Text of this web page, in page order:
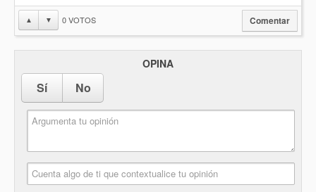
▲ ▼ 0VOTOS Comentar
OPINA
Sí No